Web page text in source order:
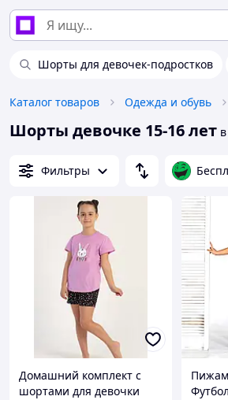
Шорты для девочек-подростков
Каталог товаров Одежда и обувь
Шорты девочке 15-16 лет
Фильтры
Домашний комплект с
шортами для девочки